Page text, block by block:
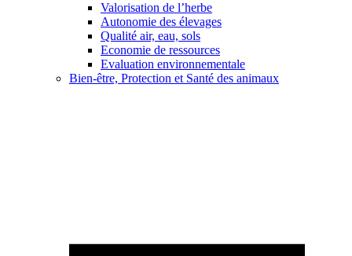
Valorisation de l’herbe
Autonomie des élevages
Qualité air, eau, sols
Economie de ressources
Evaluation environnementale
Bien-être, Protection et Santé des animaux